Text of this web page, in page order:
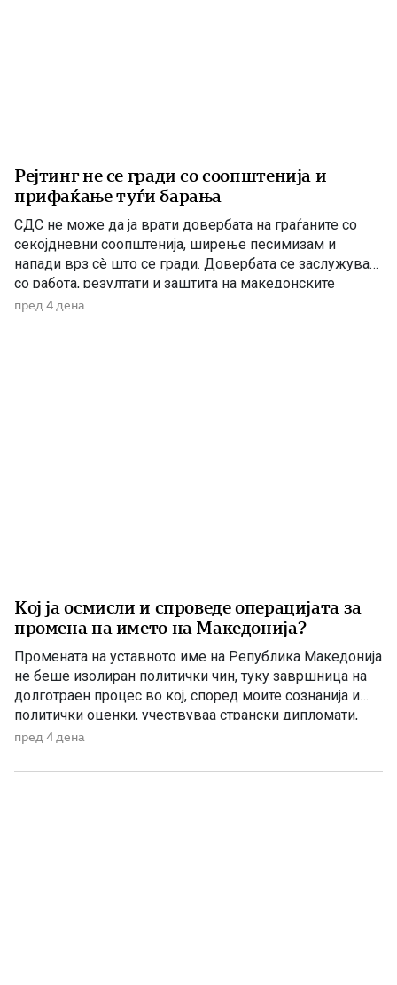
Рејтинг не се гради со соопштенија и
прифаќање туѓи барања
СДС не може да ја врати довербата на граѓаните со
секојдневни соопштенија, ширење песимизам и
напади врз сè што се гради. Довербата се заслужува
со работа, резултати и заштита на македонските
национални и државни интереси. По седумгодишното
впечаток дека е сериозна опозиција. Но, граѓаните
пред 4 дена
Кој ја осмисли и спроведе операцијата за
промена на името на Македонија?
Промената на уставното име на Република Македонија
не беше изолиран политички чин, туку завршница на
долготраен процес во кој, според моите сознанија и
политички оценки, учествуваа странски дипломати,
домашни политичари и регионални центри на влијание.
американскиот дипломат Филип Рикер, кој долги
пред 4 дена